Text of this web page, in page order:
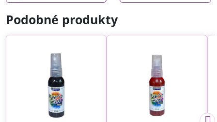
Podobné produkty